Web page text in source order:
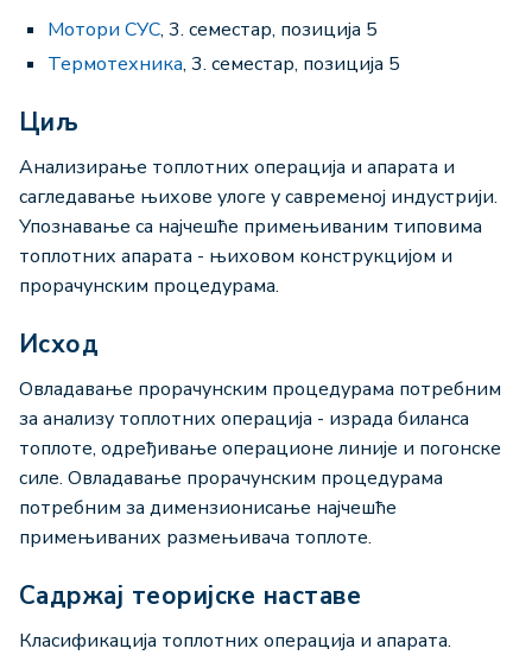
Мотори СУС, 3. семестар, позиција 5
Термотехника, 3. семестар, позиција 5
Циљ
Анализирање топлотних операција и апарата и
сагледавање њихове улоге у савременој индустрији.
Упознавање са најчешће примењиваним типовима
топлотних апарата - њиховом конструкцијом и
прорачунским процедурама.
Исход
Овладавање прорачунским процедурама потребним
за анализу топлотних операција - израда биланса
топлоте, одређивање операционе линије и погонске
силе. Овладавање прорачунским процедурама
потребним за димензионисање најчешће
примењиваних размењивача топлоте.
Садржај теоријске наставе
Класификација топлотних операција и апарата.